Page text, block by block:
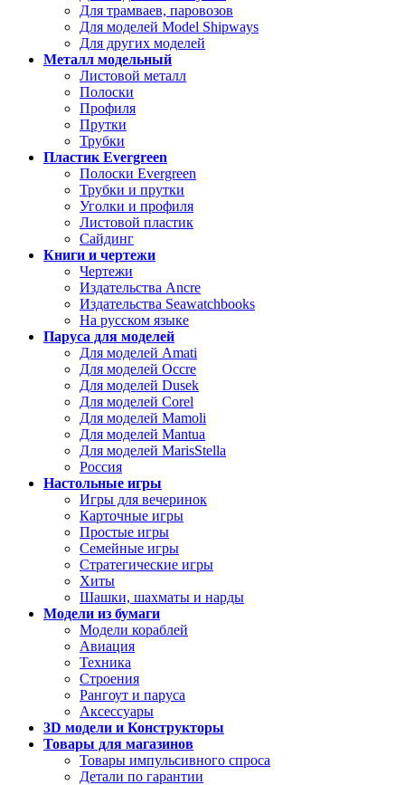
Для трамваев, паровозов
Для моделей Model Shipways
Для других моделей
Металл модельный
Листовой металл
Полоски
Профиля
Прутки
Трубки
Пластик Evergreen
Полоски Evergreen
Трубки и прутки
Уголки и профиля
Листовой пластик
Сайдинг
Книги и чертежи
Чертежи
Издательства Ancre
Издательства Seawatchbooks
На русском языке
Паруса для моделей
Для моделей Amati
Для моделей Occre
Для моделей Dusek
Для моделей Corel
Для моделей Mamoli
Для моделей Mantua
Для моделей MarisStella
Россия
Настольные игры
Игры для вечеринок
Карточные игры
Простые игры
Семейные игры
Стратегические игры
Хиты
Шашки, шахматы и нарды
Модели из бумаги
Модели кораблей
Авиация
Техника
Строения
Рангоут и паруса
Аксессуары
3D модели и Конструкторы
Товары для магазинов
Товары импульсивного спроса
Детали по гарантии